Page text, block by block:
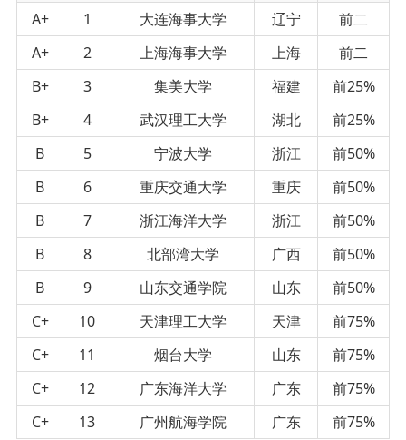
A+
1 大连海事大学 辽宁
前二
A+
2 上海海事大学 上海
前二
B+
3 集美大学 福建
前25%
B+
4 武汉理工大学 湖北
前25%
B
5 宁波大学 浙江
前50%
B
6 重庆交通大学 重庆
前50%
B
7 浙江海洋大学 浙江
前50%
B
8 北部湾大学 广西
前50%
B
9 山东交通学院 山东
前50%
C+
10 天津理工大学 天津
前75%
C+
11 烟台大学 山东
前75%
C+
12 广东海洋大学 广东
前75%
C+
13 广州航海学院 广东 前75%